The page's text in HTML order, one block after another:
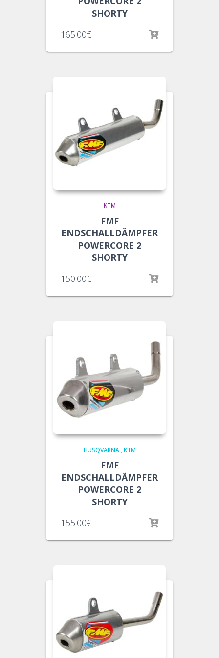
SHORTY
165.00€
KTM
FMF
ENDSCHALLDÄMPFER
POWERCORE 2
SHORTY
150.00€
HUSQVARNA, KTM
FMF
ENDSCHALLDÄMPFER
POWERCORE 2
SHORTY
155.00€